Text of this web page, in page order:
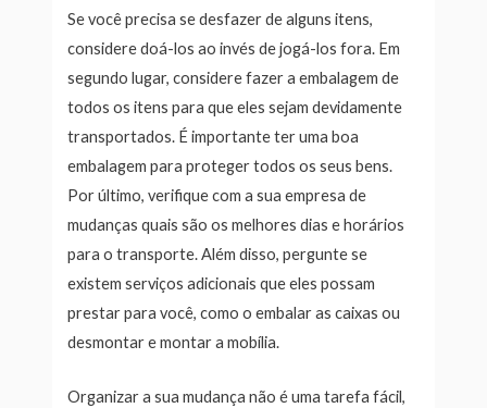
Se você precisa se desfazer de alguns itens,
considere doá-los ao invés de jogá-los fora. Em
segundo lugar, considere fazer a embalagem de
todos os itens para que eles sejam devidamente
transportados. É importante ter uma boa
embalagem para proteger todos os seus bens.
Por último, verifique com a sua empresa de
mudanças quais são os melhores dias e horários
para o transporte. Além disso, pergunte se
existem serviços adicionais que eles possam
prestar para você, como o embalar as caixas ou
desmontar e montar a mobília.
Organizar a sua mudança não é uma tarefa fácil,